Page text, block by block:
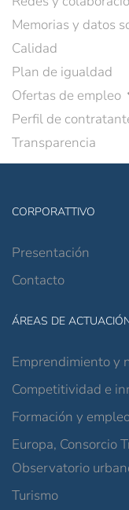
Memorias y datos
Calidad
Plan de igualdad
Ofertas de empleo
Perfil de
Transparencia
CORPORATTIVO
Presentación
Contacto
ÁREAS DE
Emprendimiento y
Competitividad e
Formación y
Europa, Consorcio
Observatorio
Turismo